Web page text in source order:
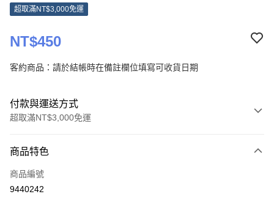
超取滿NT$3,000免運
NT$450
客約商品：請於結帳時在備註欄位填寫可收貨日期
付款與運送方式
超取滿NT$3,000免運
信用卡一次付款
超商取貨付款
商品特色
商品編號
9440242